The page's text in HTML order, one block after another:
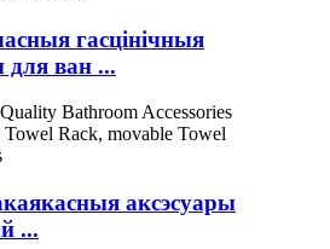
гасцінічныя
для ван ...
аксэсуары
...